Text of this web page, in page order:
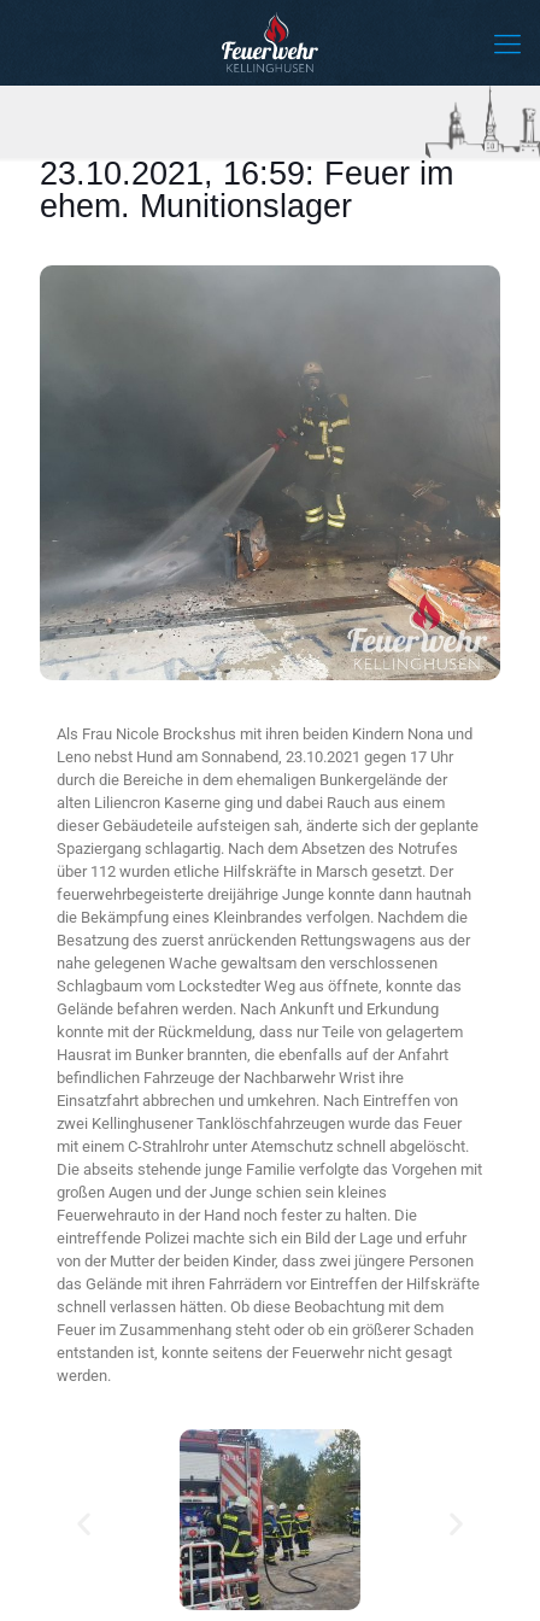
23.10.2021, 16:59: Feuer im
ehem. Munitionslager
Als Frau Nicole Brockshus mit ihren beiden Kindern Nona und
Leno nebst Hund am Sonnabend, 23.10.2021 gegen 17 Uhr
durch die Bereiche in dem ehemaligen Bunkergelände der
alten Liliencron Kaserne ging und dabei Rauch aus einem
dieser Gebäudeteile aufsteigen sah, änderte sich der geplante
Spaziergang schlagartig. Nach dem Absetzen des Notrufes
über 112 wurden etliche Hilfskräfte in Marsch gesetzt. Der
feuerwehrbegeisterte dreijährige Junge konnte dann hautnah
die Bekämpfung eines Kleinbrandes verfolgen. Nachdem die
Besatzung des zuerst anrückenden Rettungswagens aus der
nahe gelegenen Wache gewaltsam den verschlossenen
Schlagbaum vom Lockstedter Weg aus öffnete, konnte das
Gelände befahren werden. Nach Ankunft und Erkundung
konnte mit der Rückmeldung, dass nur Teile von gelagertem
Hausrat im Bunker brannten, die ebenfalls auf der Anfahrt
befindlichen Fahrzeuge der Nachbarwehr Wrist ihre
Einsatzfahrt abbrechen und umkehren. Nach Eintreffen von
zwei Kellinghusener Tanklöschfahrzeugen wurde das Feuer
mit einem C-Strahlrohr unter Atemschutz schnell abgelöscht.
Die abseits stehende junge Familie verfolgte das Vorgehen mit
großen Augen und der Junge schien sein kleines
Feuerwehrauto in der Hand noch fester zu halten. Die
eintreffende Polizei machte sich ein Bild der Lage und erfuhr
von der Mutter der beiden Kinder, dass zwei jüngere Personen
das Gelände mit ihren Fahrrädern vor Eintreffen der Hilfskräfte
schnell verlassen hätten. Ob diese Beobachtung mit dem
Feuer im Zusammenhang steht oder ob ein größerer Schaden
entstanden ist, konnte seitens der Feuerwehr nicht gesagt
werden.